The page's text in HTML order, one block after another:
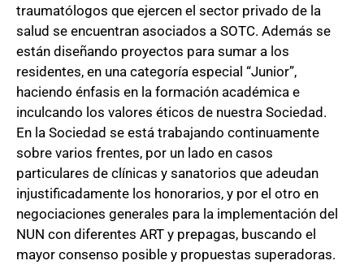
traumatólogos que ejercen el sector privado de la
salud se encuentran asociados a SOTC. Además se
están diseñando proyectos para sumar a los
residentes, en una categoría especial “Junior”,
haciendo énfasis en la formación académica e
inculcando los valores éticos de nuestra Sociedad.
En la Sociedad se está trabajando continuamente
sobre varios frentes, por un lado en casos
particulares de clínicas y sanatorios que adeudan
injustificadamente los honorarios, y por el otro en
negociaciones generales para la implementación del
NUN con diferentes ART y prepagas, buscando el
mayor consenso posible y propuestas superadoras.